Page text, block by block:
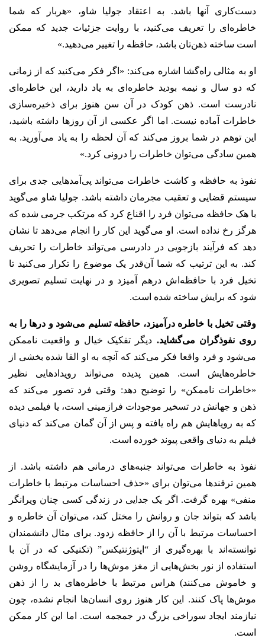
دست‌کاری آنها باشد. به اعتقاد جولیا شاو، «هربار که شما
خاطره‌ای را تعریف می‌کنید، با روایت جزئیات جدید که ممکن
است ساخته ذهن‌تان باشد، حافظه را تغییر می‌دهید.»
او به مثالی راه‌گشا اشاره می‌کند: «اگر فکر می‌کنید که از زمانی
که دو سال و نیمه بودید خاطره‌ای به یاد دارید، این خاطره‌ای
نادرست است. ذهن کودک در آن سن هنوز برای ذخیره‌سازی
خاطرات آماده نیست. اما اگر عکسی از آن روزها داشته باشید،
این توهم در شما بروز می‌کند که آن لحظه را به یاد می‌آورید. به
همین سادگی می‌توان خاطرات را درونی کرد.»
نفوذ به حافظه و کاشت خاطرات می‌تواند پی‌آمدهایی جدی برای
سیستم قضایی و تعقیب مجرمان داشته باشد. جولیا شاو می‌گوید
با هک حافظه می‌توان فرد را اقناع کرد که مرتکب جرمی شده که
هرگز رخ نداده است. او می‌گوید این کار را انجام می‌دهد تا نشان
دهد که فرآیند بازجویی در دادرسی می‌تواند خاطرات را تحریف
کند. به این ترتیب که شما آن‌قدر یک موضوع را تکرار می‌کنید تا
تخیل فرد با حافظه‌اش درهم آمیزد و در نهایت تسلیم تصویری
شود که برایش ساخته شده است.
وقتی تخیل با خاطره درآمیزد، حافظه تسلیم می‌شود و درها را به
روی نفوذگران می‌گشاید. دیگر تفکیک خیال و واقعیت ناممکن
می‌شود و فرد واقعا فکر می‌کند که آنچه به او القا شده بخشی از
خاطره‌هایش است. همین پدیده می‌تواند رویدادهایی نظیر
«خاطرات ناممکن» را توضیح دهد: وقتی فرد تصور می‌کند که
ذهن و جهانش در تسخیر موجودات فرازمینی است، یا فیلمی دیده
که به رویاهایش هم راه یافته و پس از آن گمان می‌کند که دنیای
فیلم به دنیای واقعی پیوند خورده است.
نفوذ به خاطرات می‌تواند جنبه‌های درمانی هم داشته باشد. از
همین ترفندها می‌توان برای «حذف احساسات مرتبط با خاطرات
منفی» بهره گرفت. اگر یک جدایی در زندگی کسی چنان ویرانگر
باشد که بتواند جان و روانش را مختل کند، می‌توان آن خاطره و
احساسات مرتبط با آن را از حافظه زدود. برای مثال دانشمندان
توانسته‌اند با بهره‌گیری از “اپتوژنتیکس” (تکنیکی که در آن با
استفاده از نور بخش‌هایی از مغز موش‌ها را در آزمایشگاه روشن
و خاموش می‌کنند) هراس مرتبط با خاطره‌های بد را از ذهن
موش‌ها پاک کنند. این کار هنوز روی انسان‌ها انجام نشده، چون
نیازمند ایجاد سوراخی بزرگ در جمجمه است. اما این کار ممکن
است.